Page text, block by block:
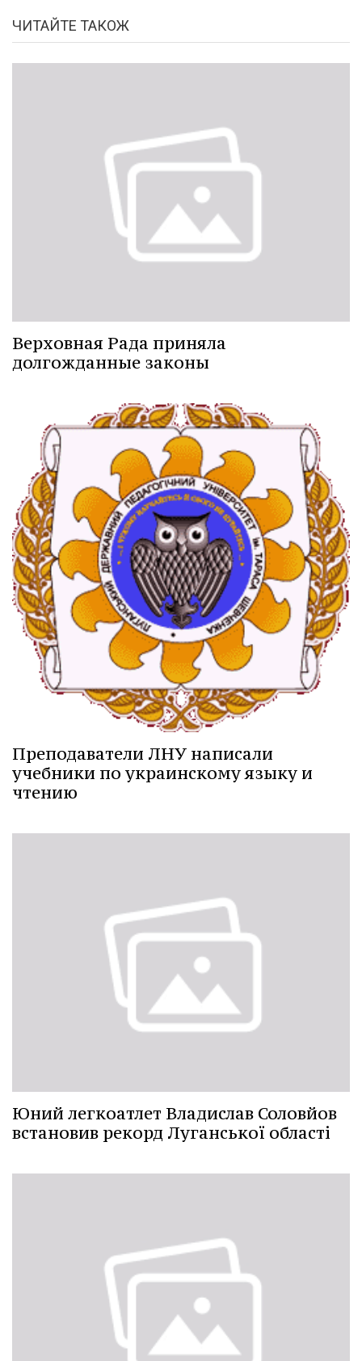
ЧИТАЙТЕ ТАКОЖ
Верховная Рада приняла
долгожданные законы
Преподаватели ЛНУ написали
учебники по украинскому языку и
чтению
Юний легкоатлет Владислав Соловйов
встановив рекорд Луганської області